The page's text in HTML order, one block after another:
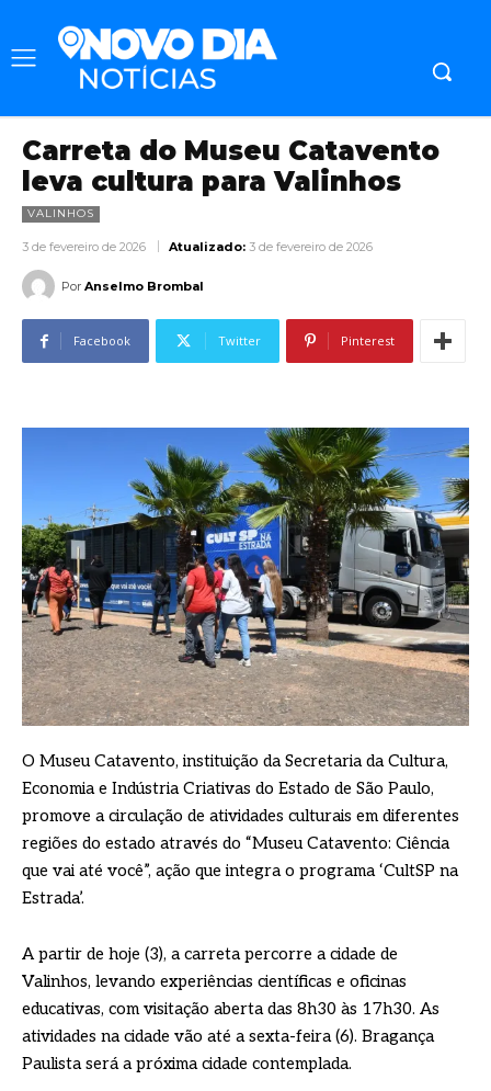
Carreta do Museu Catavento
leva cultura para Valinhos
VALINHOS
3 de fevereiro de 2026 Atualizado: 3 de fevereiro de 2026
Por Anselmo Brombal
Facebook Twitter Pinterest
O Museu Catavento, instituição da Secretaria da Cultura,
Economia e Indústria Criativas do Estado de São Paulo,
promove a circulação de atividades culturais em diferentes
regiões do estado através do “Museu Catavento: Ciência
que vai até você”, ação que integra o programa ‘CultSP na
Estrada’.
A partir de hoje (3), a carreta percorre a cidade de
Valinhos, levando experiências científicas e oficinas
educativas, com visitação aberta das 8h30 às 17h30. As
atividades na cidade vão até a sexta-feira (6). Bragança
Paulista será a próxima cidade contemplada.